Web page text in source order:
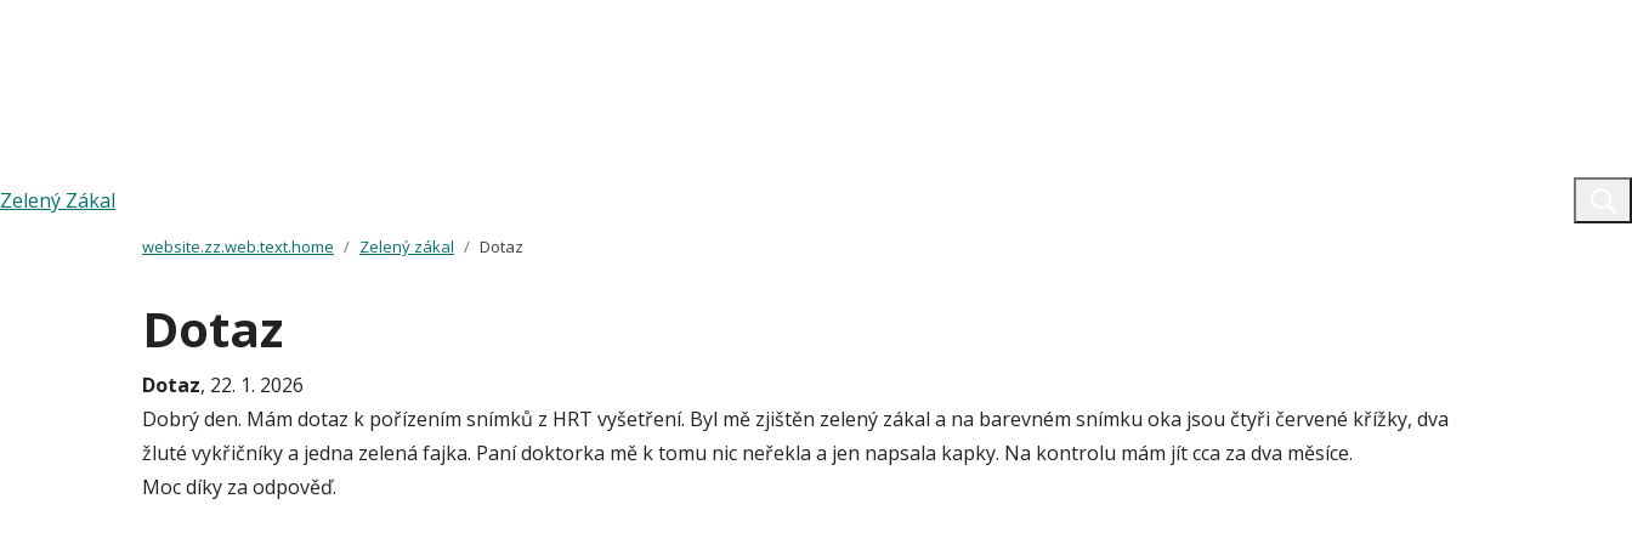
Zelený Zákal
website.zz.web.text.home Zelený zákal Dotaz
Dotaz
Dotaz, 22. 1. 2026
Dobrý den. Mám dotaz k pořízením snímků z HRT vyšetření. Byl mě zjištěn zelený zákal a na barevném snímku oka jsou čtyři červené křížky, dva
žluté vykřičníky a jedna zelená fajka. Paní doktorka mě k tomu nic neřekla a jen napsala kapky. Na kontrolu mám jít cca za dva měsíce.
Moc díky za odpověď.